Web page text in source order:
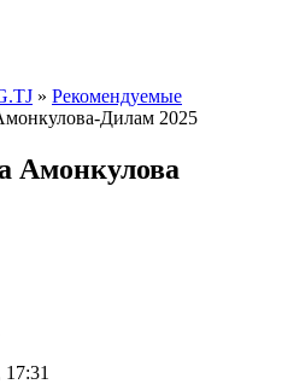
» Рекомендуемые
Дилам 2025
Амонкулова